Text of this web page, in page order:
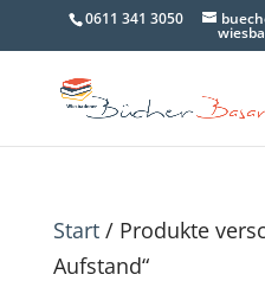
0611 341 3050
Start/ Produkte
Aufstand“